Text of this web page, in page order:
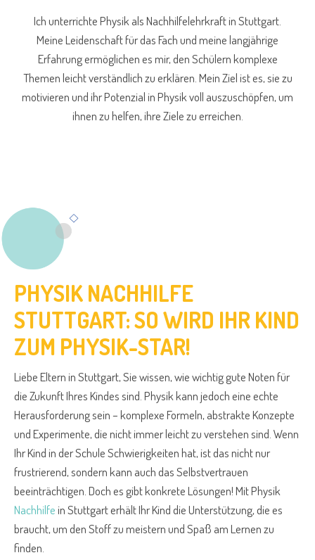
Ich unterrichte Physik als Nachhilfelehrkraft in Stuttgart.
Meine Leidenschaft für das Fach und meine langjährige
Erfahrung ermöglichen es mir, den Schülern komplexe
Themen leicht verständlich zu erklären. Mein Ziel ist es, sie zu
motivieren und ihr Potenzial in Physik voll auszuschöpfen, um
ihnen zu helfen, ihre Ziele zu erreichen.
PHYSIK NACHHILFE
STUTTGART: SO WIRD IHR KIND
ZUM PHYSIK-STAR!
Liebe Eltern in Stuttgart, Sie wissen, wie wichtig gute Noten für
die Zukunft Ihres Kindes sind. Physik kann jedoch eine echte
Herausforderung sein – komplexe Formeln, abstrakte Konzepte
und Experimente, die nicht immer leicht zu verstehen sind. Wenn
Ihr Kind in der Schule Schwierigkeiten hat, ist das nicht nur
frustrierend, sondern kann auch das Selbstvertrauen
beeinträchtigen. Doch es gibt konkrete Lösungen! Mit Physik
Nachhilfein Stuttgart erhält Ihr Kind die Unterstützung, die es
braucht, um den Stoff zu meistern und Spaß am Lernen zu
finden.